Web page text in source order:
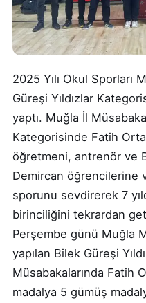
2025 Yılı Okul Sporları
Güreşi Yıldızlar
yaptı. Muğla İl
Kategorisinde Fatih
öğretmeni, antrenör ve
Demircan öğrencilerine
sporunu sevdirerek 7
birinciliğini tekrardan
Perşembe günü Muğla
yapılan Bilek Güreşi
Müsabakalarında Fatih
madalya 5 gümüş